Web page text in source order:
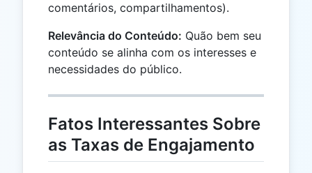
comentários, compartilhamentos).
Relevância do Conteúdo: Quão bem seu
conteúdo se alinha com os interesses e
necessidades do público.
Fatos Interessantes Sobre
as Taxas de Engajamento